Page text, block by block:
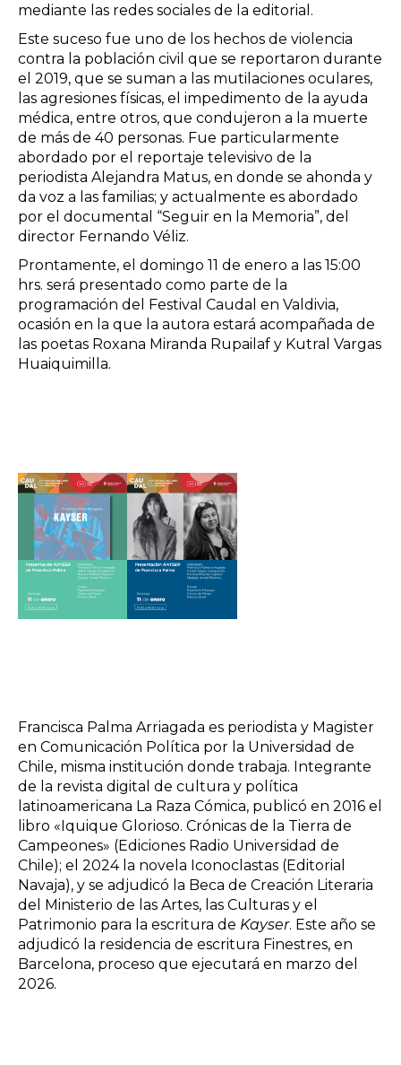
mediante las redes sociales de la editorial.
Este suceso fue uno de los hechos de violencia
contra la población civil que se reportaron durante
el 2019, que se suman a las mutilaciones oculares,
las agresiones físicas, el impedimento de la ayuda
médica, entre otros, que condujeron a la muerte
de más de 40 personas. Fue particularmente
abordado por el reportaje televisivo de la
periodista Alejandra Matus, en donde se ahonda y
da voz a las familias; y actualmente es abordado
por el documental “Seguir en la Memoria”, del
director Fernando Véliz.
Prontamente, el domingo 11 de enero a las 15:00
hrs. será presentado como parte de la
programación del Festival Caudal en Valdivia,
ocasión en la que la autora estará acompañada de
las poetas Roxana Miranda Rupailaf y Kutral Vargas
Huaiquimilla.
Francisca Palma Arriagada es periodista y Magister
en Comunicación Política por la Universidad de
Chile, misma institución donde trabaja. Integrante
de la revista digital de cultura y política
latinoamericana La Raza Cómica, publicó en 2016 el
libro «Iquique Glorioso. Crónicas de la Tierra de
Campeones» (Ediciones Radio Universidad de
Chile); el 2024 la novela Iconoclastas (Editorial
Navaja), y se adjudicó la Beca de Creación Literaria
del Ministerio de las Artes, las Culturas y el
Patrimonio para la escritura de Kayser. Este año se
adjudicó la residencia de escritura Finestres, en
Barcelona, proceso que ejecutará en marzo del
2026.